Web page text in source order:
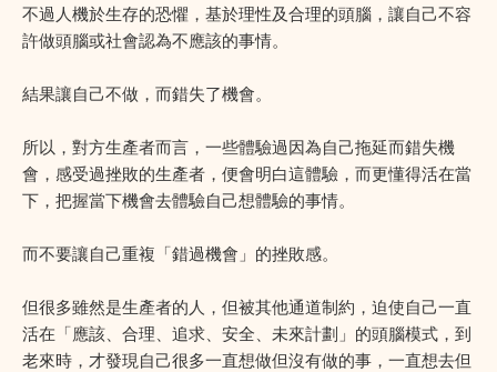
不過人機於生存的恐懼，基於理性及合理的頭腦，讓自己不容
許做頭腦或社會認為不應該的事情。
結果讓自己不做，而錯失了機會。
所以，對方生產者而言，一些體驗過因為自己拖延而錯失機
會，感受過挫敗的生產者，便會明白這體驗，而更懂得活在當
下，把握當下機會去體驗自己想體驗的事情。
而不要讓自己重複「錯過機會」的挫敗感。
但很多雖然是生產者的人，但被其他通道制約，迫使自己一直
活在「應該、合理、追求、安全、未來計劃」的頭腦模式，到
老來時，才發現自己很多一直想做但沒有做的事，一直想去但